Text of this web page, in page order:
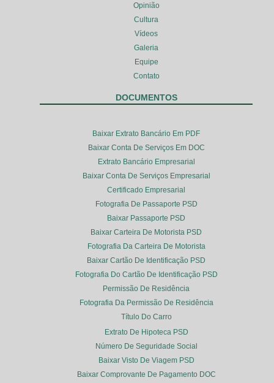
Opinião
Cultura
Vídeos
Galeria
Equipe
Contato
DOCUMENTOS
Baixar Extrato Bancário Em PDF
Baixar Conta De Serviços Em DOC
Extrato Bancário Empresarial
Baixar Conta De Serviços Empresarial
Certificado Empresarial
Fotografia De Passaporte PSD
Baixar Passaporte PSD
Baixar Carteira De Motorista PSD
Fotografia Da Carteira De Motorista
Baixar Cartão De Identificação PSD
Fotografia Do Cartão De Identificação PSD
Permissão De Residência
Fotografia Da Permissão De Residência
Título Do Carro
Extrato De Hipoteca PSD
Número De Seguridade Social
Baixar Visto De Viagem PSD
Baixar Comprovante De Pagamento DOC